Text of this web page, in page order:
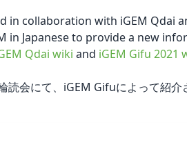
in collaboration with iGEM Qdai
in Japanese to provide a new
Qdai wiki and iGEM Gifu 2021
読会にて、iGEM Gifuによって紹